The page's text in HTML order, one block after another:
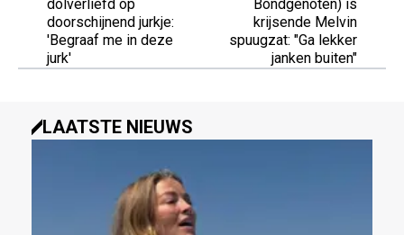
dolverliefd op
doorschijnend jurkje:
'Begraaf me in deze
jurk'
Bondgenoten) is
krijsende Melvin
spuugzat: "Ga lekker
janken buiten"
LAATSTE NIEUWS